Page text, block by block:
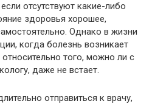
отсутствуют какие-либо
здоровья хорошее,
Однако в жизни
когда болезнь возникает
того, можно ли с
даже не встает.
отправиться к врачу,